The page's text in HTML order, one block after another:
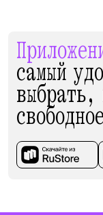
самый
выбрать,